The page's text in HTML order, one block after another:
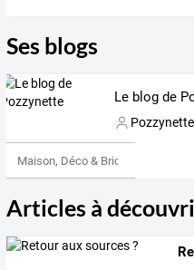
Ses blogs
Le blog de
Pozzynette
Maison, Déco & Bricolage
Articles à